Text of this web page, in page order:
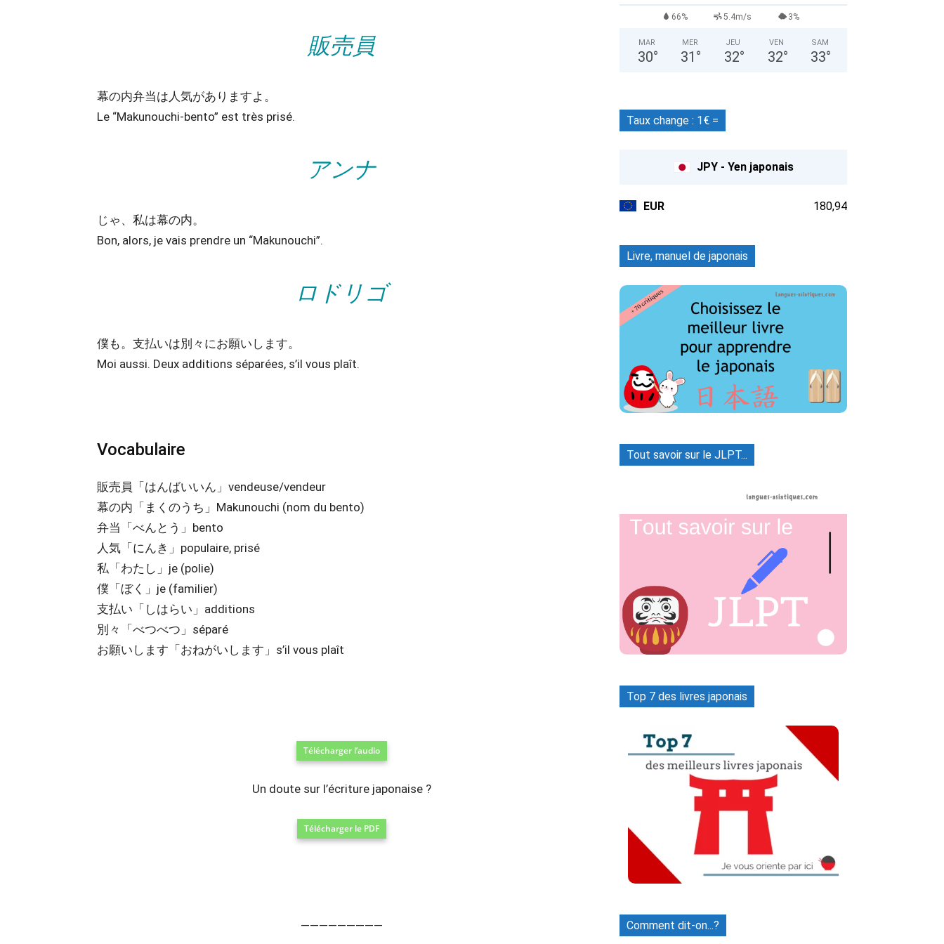
販売員
幕の内弁当は人気がありますよ。
Le “Makunouchi-bento” est très prisé.
アンナ
じゃ、私は幕の内。
Bon, alors, je vais prendre un “Makunouchi”.
ロドリゴ
僕も。支払いは別々にお願いします。
Moi aussi. Deux additions séparées, s’il vous plaît.
Vocabulaire
販売員「はんばいいん」vendeuse/vendeur
幕の内「まくのうち」Makunouchi (nom du bento)
弁当「べんとう」bento
人気「にんき」populaire, prisé
私「わたし」je (polie)
僕「ぼく」je (familier)
支払い「しはらい」additions
別々「べつべつ」séparé
お願いします「おねがいします」s’il vous plaît
Télécharger l’audio
Un doute sur l’écriture japonaise ?
Télécharger le PDF
—————————
66% 5.4m/s 3%
MAR
30°
MER
31 °
JEU
32°
VEN
32°
SAM
33°
Taux change : 1€ =
JPY - Yen japonais
EUR 180,94
Livre, manuel de japonais
Tout savoir sur le JLPT...
Top 7 des livres japonais
Comment dit-on...?